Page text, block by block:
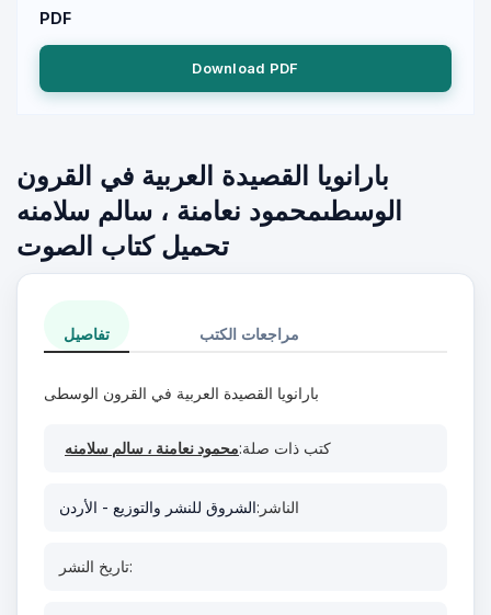
PDF
Download PDF
بارانويا القصيدة العربية في القرون
الوسطىمحمود نعامنة ، سالم سلامنه
تحميل كتاب الصوت
تفاصيل مراجعات الكتب
بارانويا القصيدة العربية في القرون الوسطى
كتب ذات صلة:محمود نعامنة ، سالم سلامنه
الناشر:الشروق للنشر والتوزيع - الأردن
تاريخ النشر: